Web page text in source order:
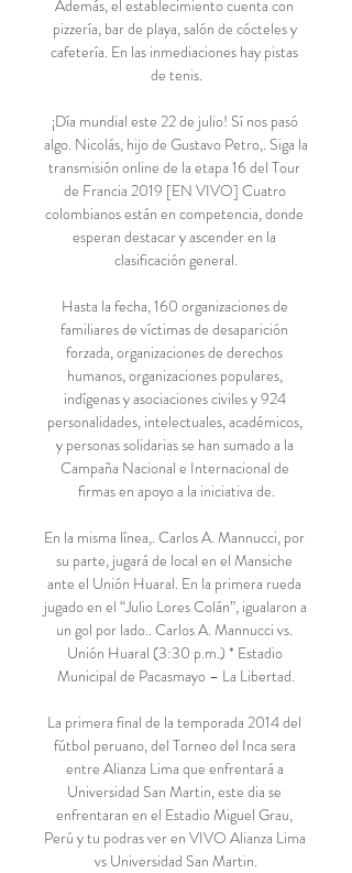
Además, el establecimiento cuenta con
pizzería, bar de playa, salón de cócteles y
cafetería. En las inmediaciones hay pistas
de tenis.
¡Día mundial este 22 de julio! Sí nos pasó
algo. Nicolás, hijo de Gustavo Petro,. Siga la
transmisión online de la etapa 16 del Tour
de Francia 2019 [EN VIVO] Cuatro
colombianos están en competencia, donde
esperan destacar y ascender en la
clasificación general.
Hasta la fecha, 160 organizaciones de
familiares de víctimas de desaparición
forzada, organizaciones de derechos
humanos, organizaciones populares,
indígenas y asociaciones civiles y 924
personalidades, intelectuales, académicos,
y personas solidarias se han sumado a la
Campaña Nacional e Internacional de
firmas en apoyo a la iniciativa de.
En la misma línea,. Carlos A. Mannucci, por
su parte, jugará de local en el Mansiche
ante el Unión Huaral. En la primera rueda
jugado en el “Julio Lores Colán”, igualaron a
un gol por lado.. Carlos A. Mannucci vs.
Unión Huaral (3:30 p.m.) * Estadio
Municipal de Pacasmayo – La Libertad.
La primera final de la temporada 2014 del
fútbol peruano, del Torneo del Inca sera
entre Alianza Lima que enfrentará a
Universidad San Martin, este dia se
enfrentaran en el Estadio Miguel Grau,
Perú y tu podras ver en VIVO Alianza Lima
vs Universidad San Martin.